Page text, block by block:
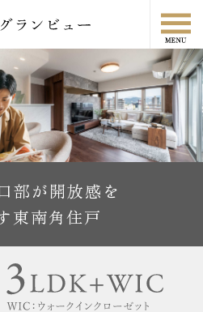
部が開放感を
東南角住戸